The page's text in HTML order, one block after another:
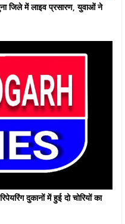
जिले में लाइव प्रसारण, युवाओं ने
दुकानों में हुई दो चोरियों का